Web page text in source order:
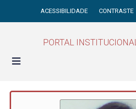
ACESSIBILIDADE CONTRASTE
PORTAL INSTITUCIONAL